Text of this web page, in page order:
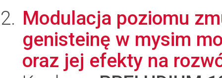
Modulacja poziomu
genisteinę w mysim
oraz jej efekty na